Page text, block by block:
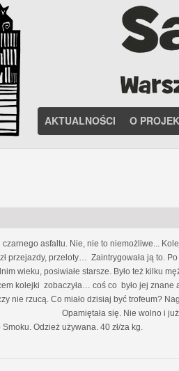
AKTUALNOŚCI O
asfaltu. Nie, nie to niemożliwe...
przejazdy, przeloty… Zaintrygowała ją to. Po
wieku, posiwiałe starsze. Było też kilku
kolejki zobaczyła… coś co było jej znane
rzucą. Co miało dzisiaj być trofeum?
się. Nie wolno i już. A pytać o
Odzież używana. 40 zł/za kg.